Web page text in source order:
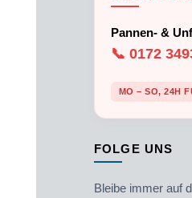
Pannen- &
📞 0172
MO – SO, 24H
FOLGE UNS
Bleibe immer auf